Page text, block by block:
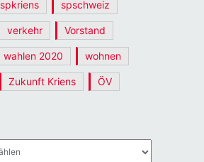
spkriens spschweiz
verkehr Vorstand
wahlen 2020 wohnen
Zukunft Kriens ÖV